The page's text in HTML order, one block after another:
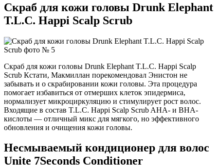
Скраб для кожи головы Drunk Elephant
T.L.C. Happi Scalp Scrub
Скраб для кожи головы Drunk Elephant T.L.C. Happi Scalp
Scrub Кстати, Макмиллан порекомендовал Энистон не
забывать и о скрабировании кожи головы. Эта процедура
помогает избавиться от отмерших клеток эпидермиса,
нормализует микроциркуляцию и стимулирует рост волос.
Входящие в состав T.L.C. Happi Scalp Scrub AHA- и BHA-
кислоты — отличный микс для мягкого, но эффективного
обновления и очищения кожи головы.
Несмываемый кондиционер для волос
Unite 7Seconds Conditioner